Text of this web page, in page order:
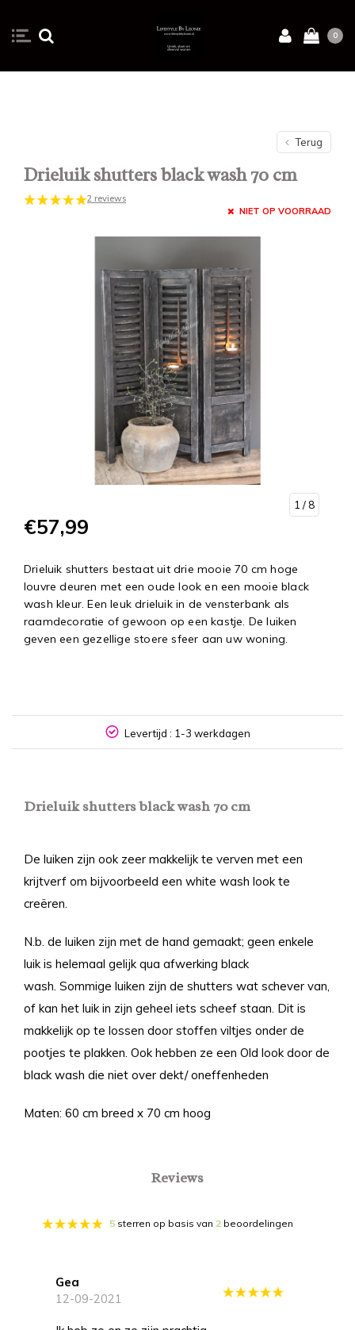
0
Terug
Drieluik shutters black wash 70 cm
2 reviews
NIET OP VOORRAAD
1 / 8
€57,99
Drieluik shutters bestaat uit drie mooie 70 cm hoge
louvre deuren met een oude look en een mooie black
wash kleur. Een leuk drieluik in de vensterbank als
raamdecoratie of gewoon op een kastje. De luiken
geven een gezellige stoere sfeer aan uw woning.
Levertijd : 1-3 werkdagen
Drieluik shutters black wash 70 cm
De luiken zijn ook zeer makkelijk te verven met een
krijtverf om bijvoorbeeld een white wash look te
creëren.
N.b. de luiken zijn met de hand gemaakt; geen enkele
luik is helemaal gelijk qua afwerking black
wash. Sommige luiken zijn de shutters wat schever van,
of kan het luik in zijn geheel iets scheef staan. Dit is
makkelijk op te lossen door stoffen viltjes onder de
pootjes te plakken. Ook hebben ze een Old look door de
black wash die niet over dekt/ oneffenheden
Maten: 60 cm breed x 70 cm hoog
Reviews
5 sterren op basis van 2 beoordelingen
Gea
12-09-2021